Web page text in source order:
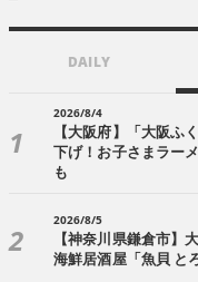
DAILY
2026/8/4
【大阪府】「大阪ふ
下げ！お子さまラー
も
2026/8/5
【神奈川県鎌倉市】
海鮮居酒屋「魚貝 と